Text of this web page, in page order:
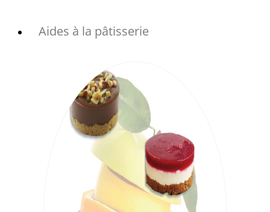
Aides à la pâtisserie